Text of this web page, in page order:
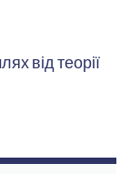
від теорії